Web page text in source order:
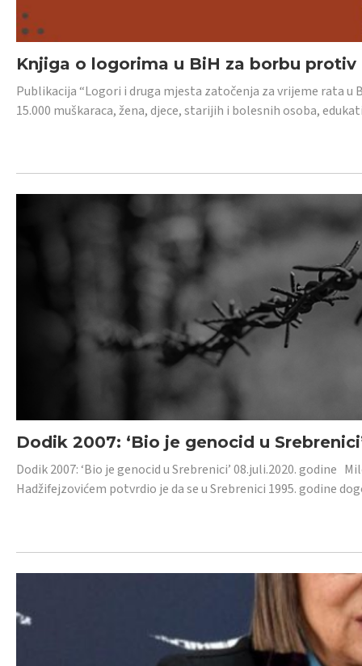
Knjiga o logorima u BiH za borbu
Publikacija “Logori i druga mjesta zatočenja za vrijeme rata u
15.000 muškaraca, žena, djece, starijih i bolesnih osoba,
Dodik 2007: ‘Bio je genocid u
Dodik 2007: ‘Bio je genocid u Srebrenici’ 08.juli.2020. godine
Hadžifejzovićem potvrdio je da se u Srebrenici 1995. godine